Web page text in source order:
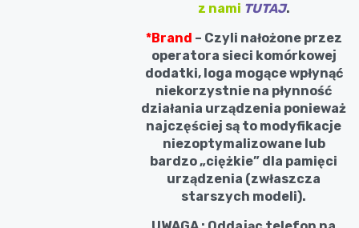
z nami TUTAJ.
*Brand – Czyli nałożone przez
operatora sieci komórkowej
dodatki, loga mogące wpłynąć
niekorzystnie na płynność
działania urządzenia ponieważ
najczęściej są to modyfikacje
niezoptymalizowane lub
bardzo „ciężkie” dla pamięci
urządzenia (zwłaszcza
starszych modeli).